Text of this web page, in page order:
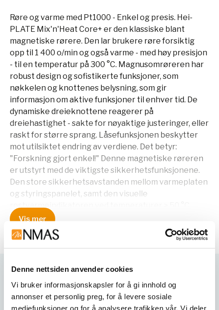
Denne nettsiden anvender cookies
Vi bruker informasjonskapsler for å gi innhold og
annonser et personlig preg, for å levere sosiale
mediefunksjoner og for å analysere trafikken vår. Vi deler
Røre og varme med Pt1000 - Enkel og presis. Hei-
PLATE Mix'n'Heat Core+ er den klassiske blant
magnetiske rørere. Den lar brukere røre forsiktig
opp til 1 400 o/min og også varme - med høy presisjon
- til en temperatur på 300 °C. Magnusomrøreren har
robust design og sofistikerte funksjoner, som
nøkkelen og knottenes belysning, som gir
informasjon om aktive funksjoner til enhver tid. De
dynamiske dreieknottene reagerer på
dreiehastighet - sakte for nøyaktige justeringer, eller
raskt for større sprang. Låsefunksjonen beskytter
mot utilsiktet endring av verdiene. Det betyr:
"Forskning gjort enkel!" Denne magnetiske røreren
er utstyrt med de viktigste sikkerhetsfunksjonene.
Den store sikkerhetsavstanden mellom varmeplaten
og styringspanelet, samt den visuelle
restvarmeindikatoren ved temperaturer > 50 °C,
beskytter mot forbrenninger. Den patenterde Kera-
Disk®-platen laget av anodisert aluminium er
kjemikaliebestandig, ripebestandig og har en
på forespørsel). Derfor, med denne unike størrelsen,
et lite areal. Materialet som brukes muliggjør også de
raskeste oppvarmingstidene. Den magnetiske
Vis mer
Varianter